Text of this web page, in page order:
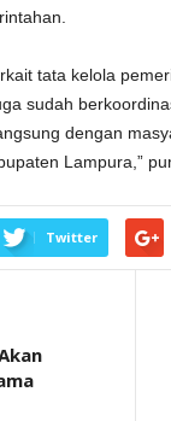
tata kelola
sudah
dengan
Lampura,”
Twitter